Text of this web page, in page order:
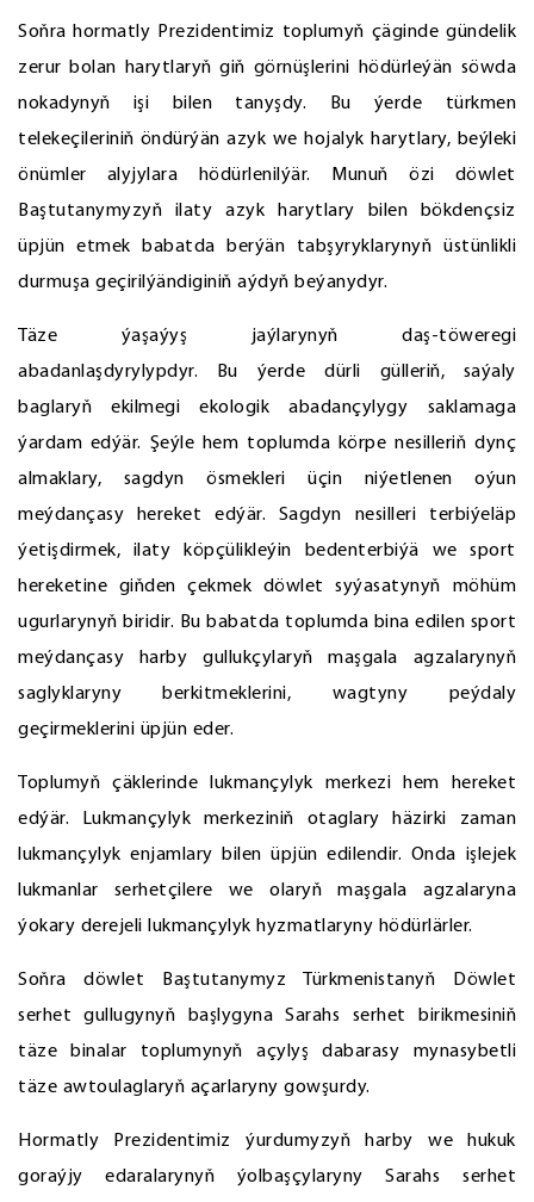
Soňra hormatly Prezidentimiz toplumyň çäginde gündelik
zerur bolan harytlaryň giň görnüşlerini hödürleýän söwda
nokadynyň işi bilen tanyşdy. Bu ýerde türkmen
telekeçileriniň öndürýän azyk we hojalyk harytlary, beýleki
önümler alyjylara hödürlenilýär. Munuň özi döwlet
Baştutanymyzyň ilaty azyk harytlary bilen bökdençsiz
üpjün etmek babatda berýän tabşyryklarynyň üstünlikli
durmuşa geçirilýändiginiň aýdyň beýanydyr.
Täze ýaşaýyş jaýlarynyň daş-töweregi
abadanlaşdyrylypdyr. Bu ýerde dürli gülleriň, saýaly
baglaryň ekilmegi ekologik abadançylygy saklamaga
ýardam edýär. Şeýle hem toplumda körpe nesilleriň dynç
almaklary, sagdyn ösmekleri üçin niýetlenen oýun
meýdançasy hereket edýär. Sagdyn nesilleri terbiýeläp
ýetişdirmek, ilaty köpçülikleýin bedenterbiýä we sport
hereketine giňden çekmek döwlet syýasatynyň möhüm
ugurlarynyň biridir. Bu babatda toplumda bina edilen sport
meýdançasy harby gullukçylaryň maşgala agzalarynyň
saglyklaryny berkitmeklerini, wagtyny peýdaly
geçirmeklerini üpjün eder.
Toplumyň çäklerinde lukmançylyk merkezi hem hereket
edýär. Lukmançylyk merkeziniň otaglary häzirki zaman
lukmançylyk enjamlary bilen üpjün edilendir. Onda işlejek
lukmanlar serhetçilere we olaryň maşgala agzalaryna
ýokary derejeli lukmançylyk hyzmatlaryny hödürlärler.
Soňra döwlet Baştutanymyz Türkmenistanyň Döwlet
serhet gullugynyň başlygyna Sarahs serhet birikmesiniň
täze binalar toplumynyň açylyş dabarasy mynasybetli
täze awtoulaglaryň açarlaryny gowşurdy.
Hormatly Prezidentimiz ýurdumyzyň harby we hukuk
goraýjy edaralarynyň ýolbaşçylaryny Sarahs serhet